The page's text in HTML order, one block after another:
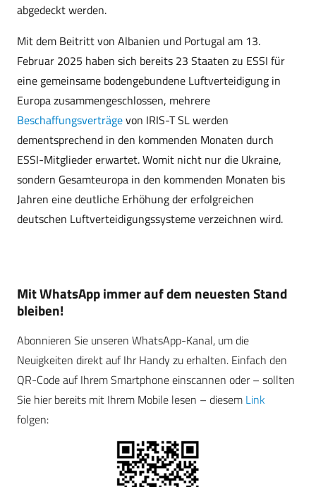
abgedeckt werden.
Mit dem Beitritt von Albanien und Portugal am 13.
Februar 2025 haben sich bereits 23 Staaten zu ESSI für
eine gemeinsame bodengebundene Luftverteidigung in
Europa zusammengeschlossen, mehrere
Beschaffungsverträgevon IRIS-T SL werden
dementsprechend in den kommenden Monaten durch
ESSI-Mitglieder erwartet. Womit nicht nur die Ukraine,
sondern Gesamteuropa in den kommenden Monaten bis
Jahren eine deutliche Erhöhung der erfolgreichen
deutschen Luftverteidigungssysteme verzeichnen wird.
Mit WhatsApp immer auf dem neuesten Stand
bleiben!
Abonnieren Sie unseren WhatsApp-Kanal, um die
Neuigkeiten direkt auf Ihr Handy zu erhalten. Einfach den
QR-Code auf Ihrem Smartphone einscannen oder – sollten
Sie hier bereits mit Ihrem Mobile lesen – diesem Link
folgen: